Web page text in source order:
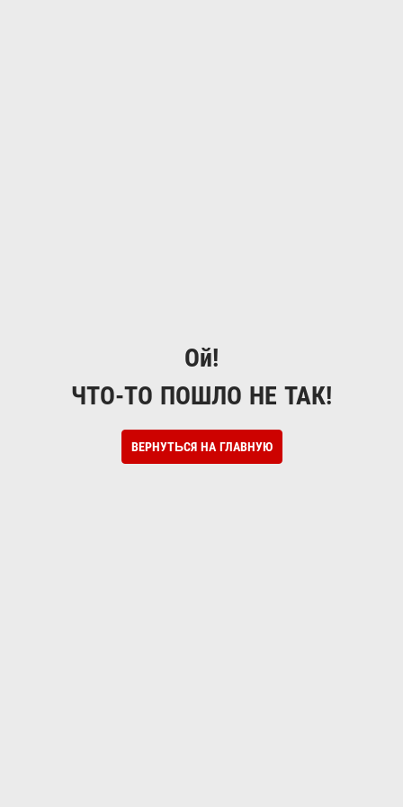
Ой!
ЧТО-ТО ПОШЛО НЕ ТАК!
ВЕРНУТЬСЯ НА ГЛАВНУЮ